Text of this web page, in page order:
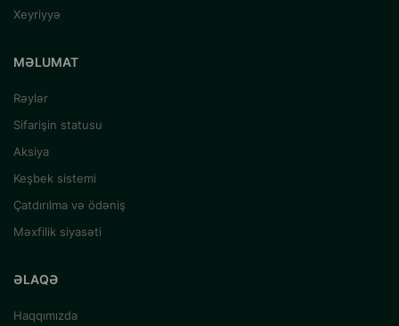
Xeyriyyə
MƏLUMAT
Rəylər
Sifarişin statusu
Aksiya
Keşbek sistemi
Çatdırılma və ödəniş
Məxfilik siyasəti
ƏLAQƏ
Haqqımızda